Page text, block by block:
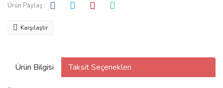
Ürün Paylaş :
Karşılaştır
Ürün Bilgisi Taksit Seçenekleri